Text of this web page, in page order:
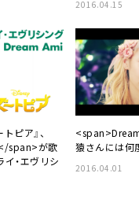
2016.04.15
ピア』、
span>が歌
イ・エヴリシ
猿さんには何
2016.04.01